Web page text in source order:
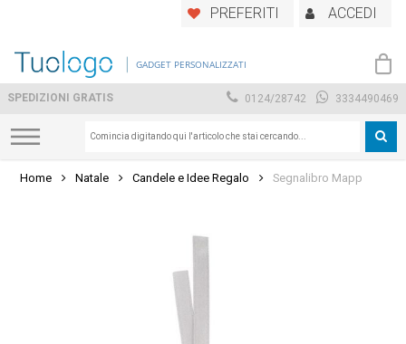
main
PREFERITI ACCEDI
GADGET PERSONALIZZATI
SPEDIZIONI GRATIS 0124/28742 3334490469
Home Natale Candele e Idee Regalo Segnalibro Mapp